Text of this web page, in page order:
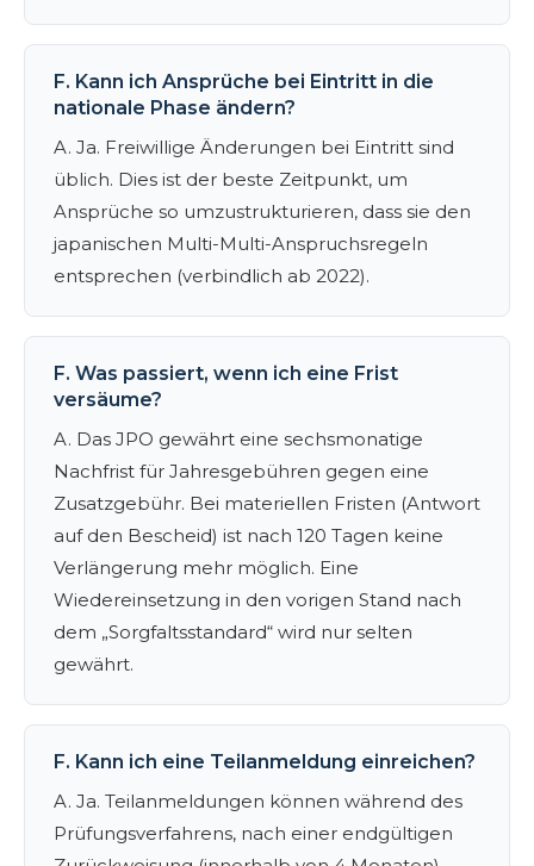
F. Kann ich Ansprüche bei Eintritt in die
nationale Phase ändern?
A. Ja. Freiwillige Änderungen bei Eintritt sind
üblich. Dies ist der beste Zeitpunkt, um
Ansprüche so umzustrukturieren, dass sie den
japanischen Multi-Multi-Anspruchsregeln
entsprechen (verbindlich ab 2022).
F. Was passiert, wenn ich eine Frist
versäume?
A. Das JPO gewährt eine sechsmonatige
Nachfrist für Jahresgebühren gegen eine
Zusatzgebühr. Bei materiellen Fristen (Antwort
auf den Bescheid) ist nach 120 Tagen keine
Verlängerung mehr möglich. Eine
Wiedereinsetzung in den vorigen Stand nach
dem „Sorgfaltsstandard“ wird nur selten
gewährt.
F. Kann ich eine Teilanmeldung einreichen?
A. Ja. Teilanmeldungen können während des
Prüfungsverfahrens, nach einer endgültigen